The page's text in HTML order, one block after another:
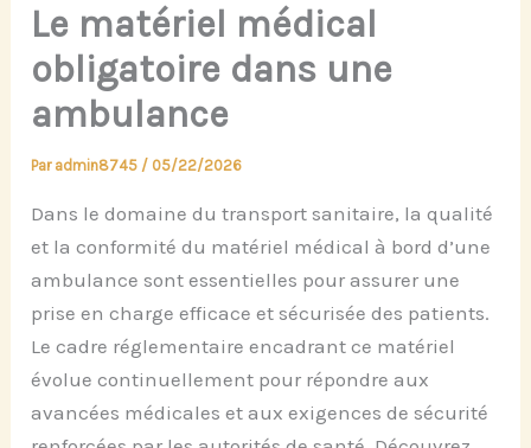
Le matériel médical
obligatoire dans une
ambulance
Par admin8745 / 05/22/2026
Dans le domaine du transport sanitaire, la qualité
et la conformité du matériel médical à bord d’une
ambulance sont essentielles pour assurer une
prise en charge efficace et sécurisée des patients.
Le cadre réglementaire encadrant ce matériel
évolue continuellement pour répondre aux
avancées médicales et aux exigences de sécurité